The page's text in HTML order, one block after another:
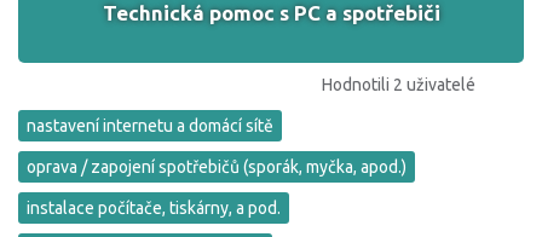
Technická pomoc s PC a spotřebiči
Hodnotili 2 uživatelé
nastavení internetu a domácí sítě
oprava / zapojení spotřebičů (sporák, myčka, apod.)
instalace počítače, tiskárny, a pod.